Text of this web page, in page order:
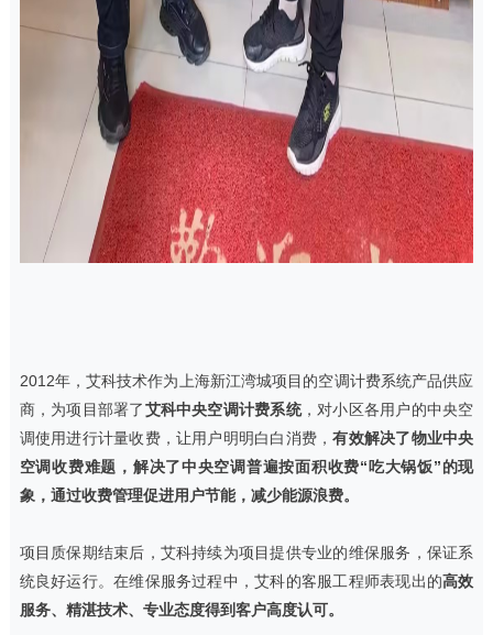
2012年，艾科技术作为上海新江湾城项目的空调计费系统产品供应
商，为项目部署了艾科中央空调计费系统，对小区各用户的中央空
调使用进行计量收费，让用户明明白白消费，有效解决了物业中央
空调收费难题，解决了中央空调普遍按面积收费“吃大锅饭”的现
象，通过收费管理促进用户节能，减少能源浪费。
项目质保期结束后，艾科持续为项目提供专业的维保服务，保证系
统良好运行。在维保服务过程中，艾科的客服工程师表现出的高效
服务、精湛技术、专业态度得到客户高度认可。